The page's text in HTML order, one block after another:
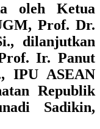
oleh Ketua
Prof. Dr.
, dilanjutkan
Ir. Panut
IPU ASEAN
Republik
Sadikin,